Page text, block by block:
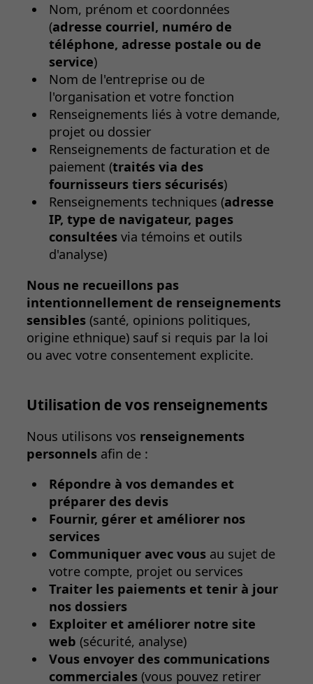
Nom, prénom et coordonnées
(adresse courriel, numéro de
téléphone, adresse postale ou de
service)
Nom de l'entreprise ou de
l'organisation et votre fonction
Renseignements liés à votre demande,
projet ou dossier
Renseignements de facturation et de
paiement (traités via des
fournisseurs tiers sécurisés)
Renseignements techniques (adresse
IP, type de navigateur, pages
consultées via témoins et outils
d'analyse)
Nous ne recueillons pas
intentionnellement de renseignements
sensibles(santé, opinions politiques,
origine ethnique) sauf si requis par la loi
ou avec votre consentement explicite.
Utilisation de vos renseignements
Nous utilisons vos renseignements
personnelsafin de :
Répondre à vos demandes et
préparer des devis
Fournir, gérer et améliorer nos
services
Communiquer avec vous au sujet de
votre compte, projet ou services
Traiter les paiements et tenir à jour
nos dossiers
Exploiter et améliorer notre site
web (sécurité, analyse)
Vous envoyer des communications
commerciales (vous pouvez retirer